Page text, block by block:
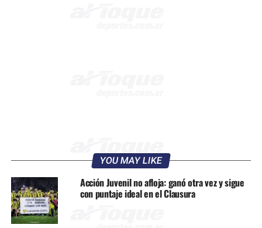
YOU MAY LIKE
Acción Juvenil no afloja: ganó otra vez y sigue
con puntaje ideal en el Clausura